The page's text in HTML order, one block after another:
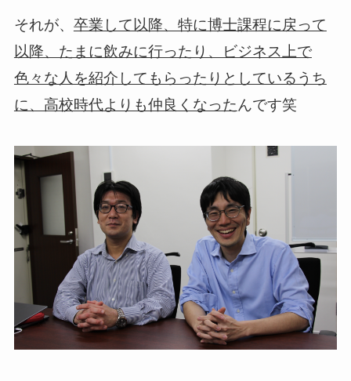
それが、 卒業して以降、特に博士課程に戻って
以降、たまに飲みに行ったり、ビジネス上で
色々な人を紹介してもらったりとしているうち
に、高校時代よりも仲良くなったんです笑